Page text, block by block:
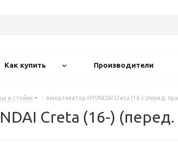
Как купить Производители
и стойки - Амортизатор HYUNDAI Creta (16-) (перед.
Creta (16-) (перед.